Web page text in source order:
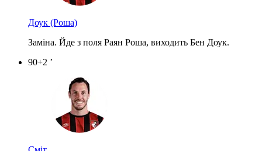
Доук (Роша)
Заміна. Йде з поля Раян Роша, виходить Бен Доук.
90+2 ’